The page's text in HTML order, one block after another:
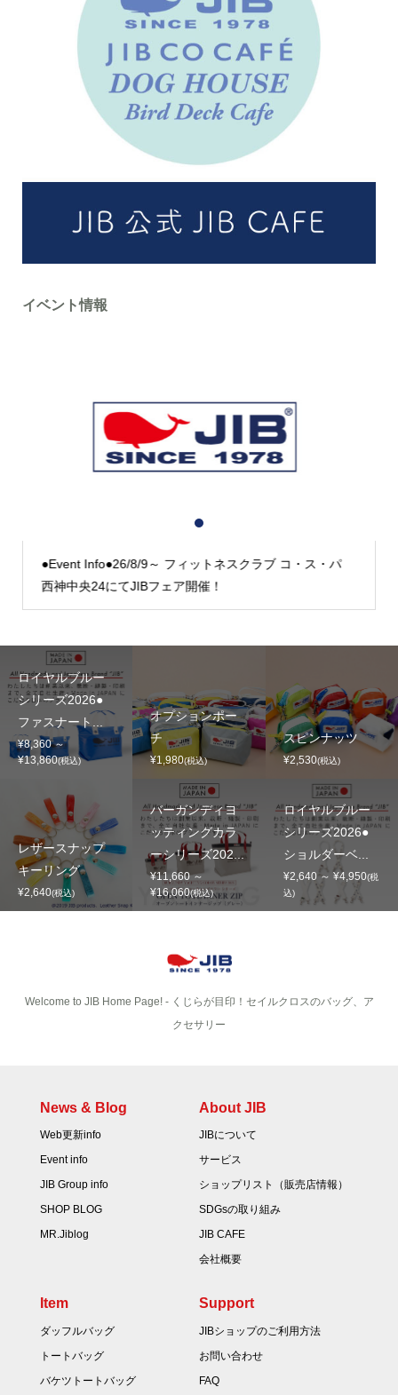
イベント情報
●Event Info●26/8/9～ フィットネスクラブ コ・ス・パ
西神中央24にてJIBフェア開催！
2
ロイヤルブルー
シリーズ2026●
ファスナート...
¥8,360 ～
¥13,860(税込)
オプションポー
チ
¥1,980(税込)
スピンナッツ
¥2,530(税込)
レザースナップ
キーリング
¥2,640(税込)
バーガンディヨ
ッティングカラ
ーシリーズ202...
¥11,660 ～
¥16,060(税込)
ロイヤルブルー
シリーズ2026●
ショルダーベ...
¥2,640 ～ ¥4,950(税
込)
Welcome to JIB Home Page! ‐ くじらが目印！セイルクロスのバッグ、ア
クセサリー
News & Blog
Web更新info
Event info
JIB Group info
SHOP BLOG
MR.Jiblog
About JIB
JIBについて
サービス
ショップリスト（販売店情報）
SDGsの取り組み
JIB CAFE
会社概要
Item
ダッフルバッグ
トートバッグ
バケツトートバッグ
Support
JIBショップのご利用方法
お問い合わせ
FAQ